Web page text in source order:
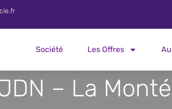
Société Les Offres
– La